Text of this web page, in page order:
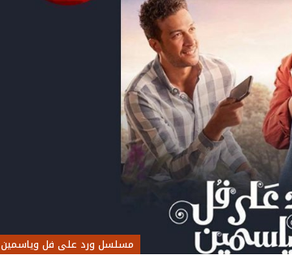
مسلسل ورد على فل وياسمين